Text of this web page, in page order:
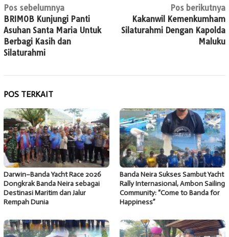
Navigasi
pos
Pos sebelumnya
BRIMOB Kunjungi Panti
Asuhan Santa Maria Untuk
Berbagi Kasih dan
Silaturahmi
Pos berikutnya
Kakanwil Kemenkumham
Silaturahmi Dengan Kapolda
Maluku
POS TERKAIT
Darwin–Banda Yacht Race 2026
Dongkrak Banda Neira sebagai
Destinasi Maritim dan Jalur
Rempah Dunia
Banda Neira Sukses Sambut Yacht
Rally Internasional, Ambon Sailing
Community: “Come to Banda for
Happiness”